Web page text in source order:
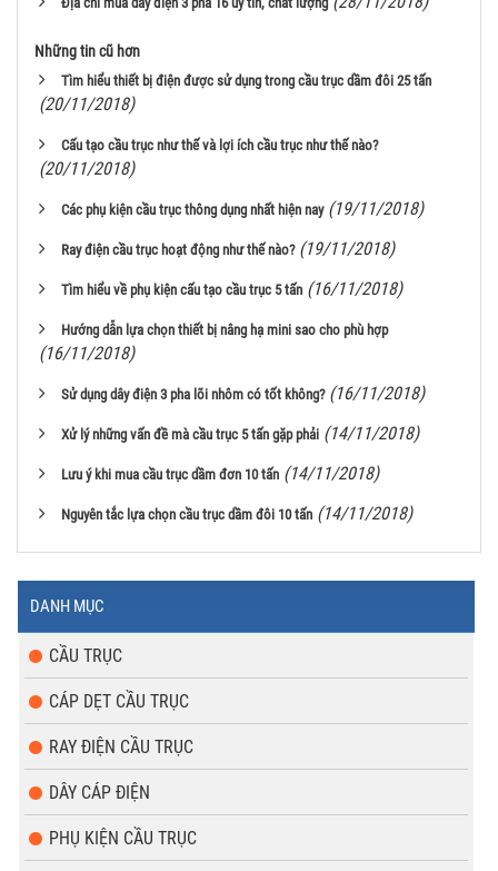
Những tin cũ hơn
Tìm hiểu thiết bị điện được sử dụng trong cầu trục dầm đôi 25 tấn
(20/11/2018)
Cấu tạo cầu trục như thế và lợi ích cầu trục như thế nào?
(20/11/2018)
Các phụ kiện cầu trục thông dụng nhất hiện nay (19/11/2018)
Ray điện cầu trục hoạt động như thế nào? (19/11/2018)
Tìm hiểu về phụ kiện cấu tạo cầu trục 5 tấn (16/11/2018)
Hướng dẫn lựa chọn thiết bị nâng hạ mini sao cho phù hợp
(16/11/2018)
Sử dụng dây điện 3 pha lõi nhôm có tốt không? (16/11/2018)
Xử lý những vấn đề mà cầu trục 5 tấn gặp phải (14/11/2018)
Lưu ý khi mua cầu trục dầm đơn 10 tấn (14/11/2018)
Nguyên tắc lựa chọn cầu trục dầm đôi 10 tấn (14/11/2018)
DANH MỤC
CẦU TRỤC
CÁP DẸT CẦU TRỤC
RAY ĐIỆN CẦU TRỤC
DÂY CÁP ĐIỆN
PHỤ KIỆN CẦU TRỤC